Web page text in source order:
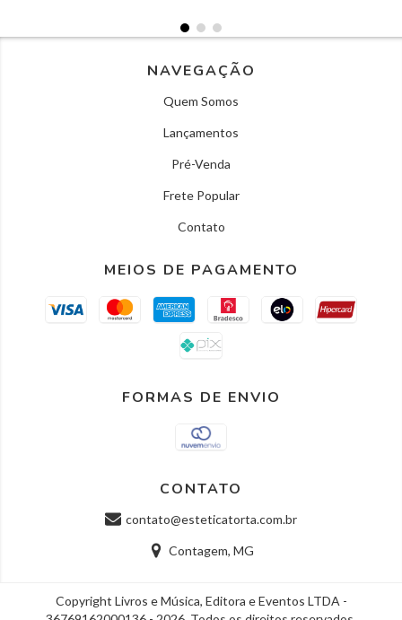
NAVEGAÇÃO
Quem Somos
Lançamentos
Pré-Venda
Frete Popular
Contato
MEIOS DE PAGAMENTO
FORMAS DE ENVIO
CONTATO
contato@esteticatorta.com.br
Contagem, MG
Copyright Livros e Música, Editora e Eventos LTDA -